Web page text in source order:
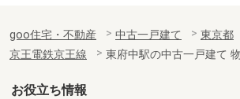
goo住宅・不動産 中古一戸建て 東京都
京王電鉄京王線
東府中駅の中古一戸建て
お役立ち情報